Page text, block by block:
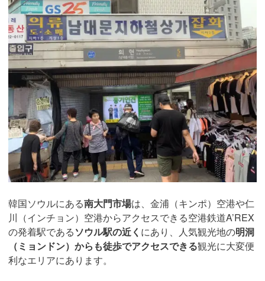
韓国ソウルにある南大門市場は、金浦（キンポ）空港や仁
川（インチョン）空港からアクセスできる空港鉄道A’REX
の発着駅であるソウル駅の近く にあり、人気観光地の明洞
（ミョンドン）からも徒歩でアクセスできる観光に大変便
利なエリアにあります。